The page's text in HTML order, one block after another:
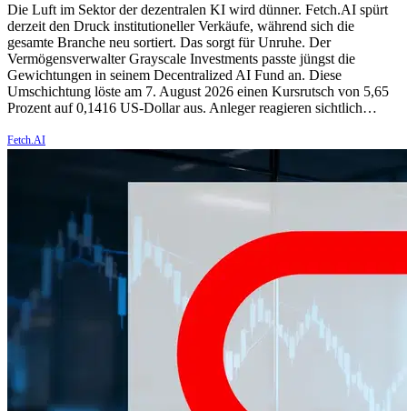
Die Luft im Sektor der dezentralen KI wird dünner. Fetch.AI spürt
derzeit den Druck institutioneller Verkäufe, während sich die
gesamte Branche neu sortiert. Das sorgt für Unruhe. Der
Vermögensverwalter Grayscale Investments passte jüngst die
Gewichtungen in seinem Decentralized AI Fund an. Diese
Umschichtung löste am 7. August 2026 einen Kursrutsch von 5,65
Prozent auf 0,1416 US-Dollar aus. Anleger reagieren sichtlich…
Fetch.AI